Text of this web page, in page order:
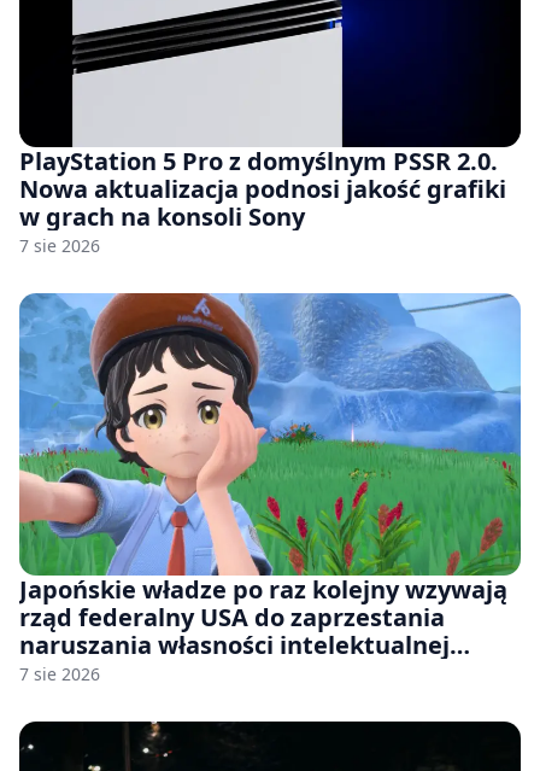
PlayStation 5 Pro z domyślnym PSSR 2.0.
Nowa aktualizacja podnosi jakość grafiki
w grach na konsoli Sony
7 sie 2026
Japońskie władze po raz kolejny wzywają
rząd federalny USA do zaprzestania
naruszania własności intelektualnej
japońskich gier i anime
7 sie 2026